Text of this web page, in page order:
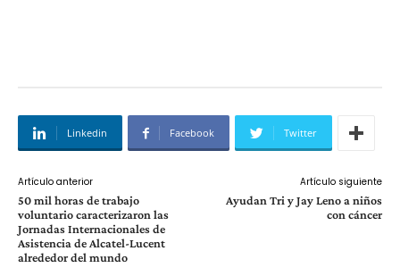
Linkedin Facebook Twitter
Artículo anterior
50 mil horas de trabajo
voluntario caracterizaron las
Jornadas Internacionales de
Asistencia de Alcatel-Lucent
alrededor del mundo
Artículo siguiente
Ayudan Tri y Jay Leno a niños
con cáncer